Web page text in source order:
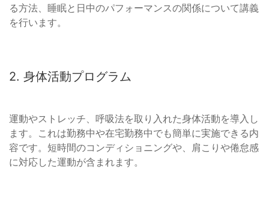
る方法、睡眠と日中のパフォーマンスの関係について講義
を行います。
2. 身体活動プログラム
運動やストレッチ、呼吸法を取り入れた身体活動を導入し
ます。これは勤務中や在宅勤務中でも簡単に実施できる内
容です。短時間のコンディショニングや、肩こりや倦怠感
に対応した運動が含まれます。